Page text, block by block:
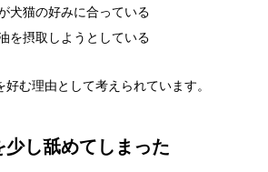
犬猫の好みに合っている
を摂取しようとしている
む理由として考えられています。
少し舐めてしまった